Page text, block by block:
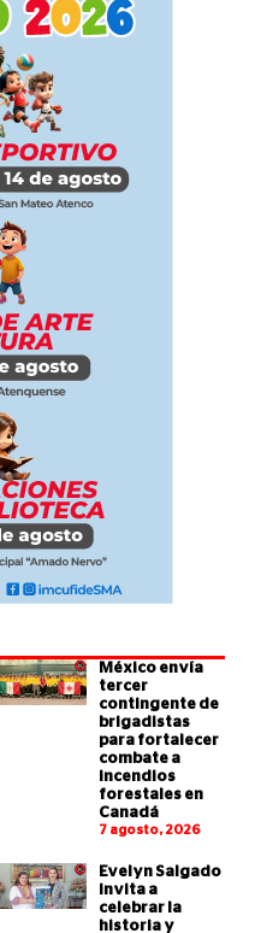
México envía
tercer
contingente de
brigadistas
para fortalecer
combate a
incendios
forestales en
Canadá
7 agosto, 2026
Evelyn Salgado
invita a
celebrar la
historia y